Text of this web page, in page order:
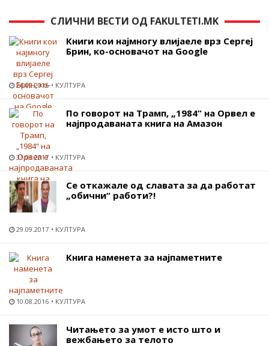
СЛИЧНИ ВЕСТИ ОД FAKULTETI.MK
Книги кои најмногу влијаеле врз Сергеј
Брин, ко-основачот на Google
26.02.2016 КУЛТУРА
По говорот на Трамп, „1984“ на Орвел е
најпродаваната книга на Амазон
31.01.2017 КУЛТУРА
Се откажале од славата за да работат
„обични“ работи?!
29.09.2017 КУЛТУРА
Книга наменета за најпаметните
10.08.2016 КУЛТУРА
Читањето за умот е исто што и
вежбањето за телото